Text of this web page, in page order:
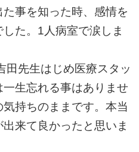
事を知った時、感情を
た。1人病室で涙しま
先生はじめ医療スタッ
生忘れる事はありませ
持ちのままです。本当
来て良かったと思いま